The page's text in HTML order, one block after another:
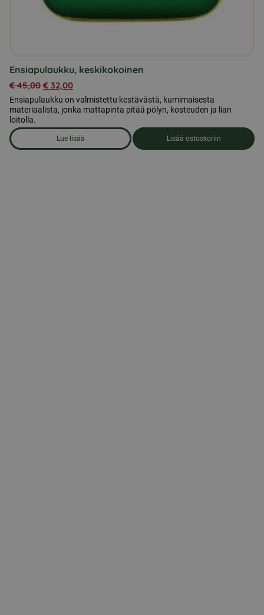
Ensiapulaukku, keskikokoinen
€45,00 € 32,00
Ensiapulaukku on valmistettu kestävästä, kumimaisesta
materiaalista, jonka mattapinta pitää pölyn, kosteuden ja lian
loitolla.
Lue lisää
om produkten Ensiapulaukku, keskikokoinen
Lisää ostoskoriin